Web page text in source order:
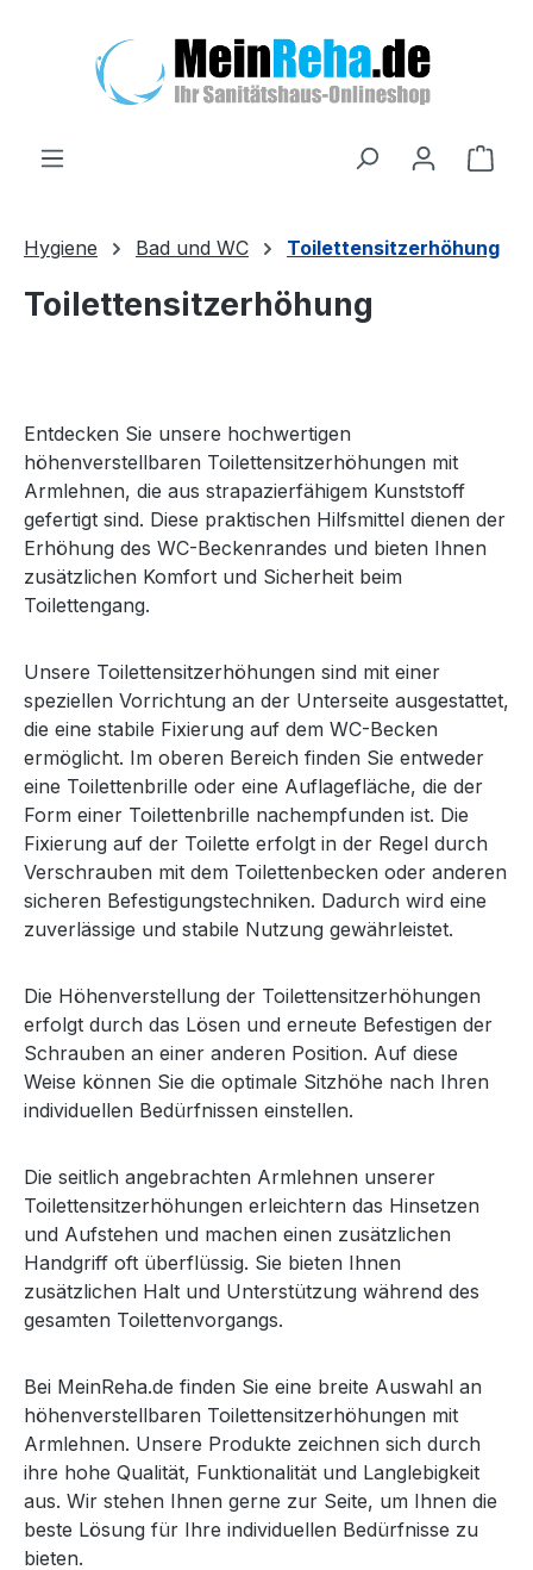
Hygiene Bad und WC Toilettensitzerhöhung
Toilettensitzerhöhung
Entdecken Sie unsere hochwertigen
höhenverstellbaren Toilettensitzerhöhungen mit
Armlehnen, die aus strapazierfähigem Kunststoff
gefertigt sind. Diese praktischen Hilfsmittel dienen der
Erhöhung des WC-Beckenrandes und bieten Ihnen
zusätzlichen Komfort und Sicherheit beim
Toilettengang.
Unsere Toilettensitzerhöhungen sind mit einer
speziellen Vorrichtung an der Unterseite ausgestattet,
die eine stabile Fixierung auf dem WC-Becken
ermöglicht. Im oberen Bereich finden Sie entweder
eine Toilettenbrille oder eine Auflagefläche, die der
Form einer Toilettenbrille nachempfunden ist. Die
Fixierung auf der Toilette erfolgt in der Regel durch
Verschrauben mit dem Toilettenbecken oder anderen
sicheren Befestigungstechniken. Dadurch wird eine
zuverlässige und stabile Nutzung gewährleistet.
Die Höhenverstellung der Toilettensitzerhöhungen
erfolgt durch das Lösen und erneute Befestigen der
Schrauben an einer anderen Position. Auf diese
Weise können Sie die optimale Sitzhöhe nach Ihren
individuellen Bedürfnissen einstellen.
Die seitlich angebrachten Armlehnen unserer
Toilettensitzerhöhungen erleichtern das Hinsetzen
und Aufstehen und machen einen zusätzlichen
Handgriff oft überflüssig. Sie bieten Ihnen
zusätzlichen Halt und Unterstützung während des
gesamten Toilettenvorgangs.
Bei MeinReha.de finden Sie eine breite Auswahl an
höhenverstellbaren Toilettensitzerhöhungen mit
Armlehnen. Unsere Produkte zeichnen sich durch
ihre hohe Qualität, Funktionalität und Langlebigkeit
aus. Wir stehen Ihnen gerne zur Seite, um Ihnen die
beste Lösung für Ihre individuellen Bedürfnisse zu
bieten.